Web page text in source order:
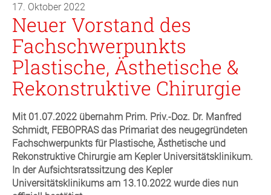
17. Oktober 2022
Neuer Vorstand des
Fachschwerpunkts
Plastische, Ästhetische &
Rekonstruktive Chirurgie
Mit 01.07.2022 übernahm Prim. Priv.-Doz. Dr. Manfred
Schmidt, FEBOPRAS das Primariat des neugegründeten
Fachschwerpunkts für Plastische, Ästhetische und
Rekonstruktive Chirurgie am Kepler Universitätsklinikum.
In der Aufsichtsratssitzung des Kepler
Universitätsklinikums am 13.10.2022 wurde dies nun